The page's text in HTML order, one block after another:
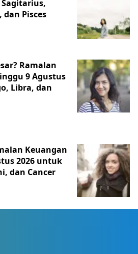
Pisces
Ramalan
9 Agustus
Libra, dan
Keuangan
2026 untuk
dan Cancer